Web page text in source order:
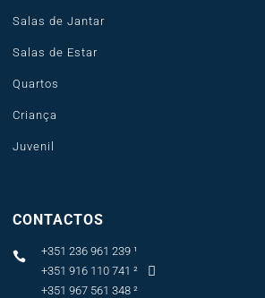
Salas de Jantar
Salas de Estar
Quartos
Criança
Juvenil
CONTACTOS


+351 236 961 239 ¹
+351 916 110 741 ²
+351 967 561 348 ²